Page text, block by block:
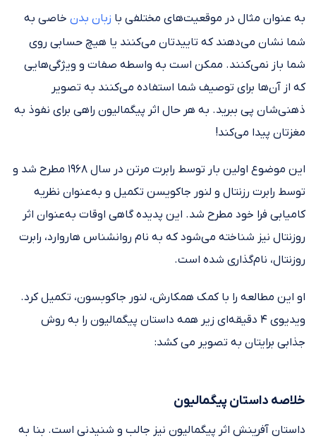
به عنوان مثال در موقعیت‌های مختلفی با زبان بدن خاصی به
شما نشان می‌دهند که تاییدتان می‌کنند یا هیچ حسابی روی
شما باز نمی‌کنند. ممکن است به واسطه صفات و ویژگی‌هایی
که از آن‌ها برای توصیف شما استفاده می‌کنند به تصویر
ذهنی‌شان پی ببرید. به هر حال اثر پیگمالیون راهی برای نفوذ به
مغزتان پیدا می‌کند!
این موضوع اولین بار توسط رابرت مرتن در سال ۱۹۶۸ مطرح شد و
توسط رابرت رزنتال و لنور جاکویسن تکمیل و به‌عنوان نظریه
کامیابی فرا خود مطرح شد. این پدیده گاهی اوقات به‌عنوان اثر
روزنتال نیز شناخته می‌شود که به نام روانشناس هاروارد، رابرت
روزنتال، نام‌گذاری شده است.
او این مطالعه را با کمک همکارش، لنور جاکوبسون، تکمیل کرد.
ویدیوی ۴ دقیقه‌ای زیر همه داستان پیگمالیون را به روش
جذابی برایتان به تصویر می کشد:
خلاصه داستان پیگمالیون
داستان آفرینش اثر پیگمالیون نیز جالب و شنیدنی است. بنا به